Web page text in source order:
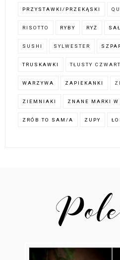
PRZYSTAWKI/PRZEKĄSKI
RISOTTO RYBY RYŻ
SUSHI SYLWESTER
TRUSKAWKI TŁUSTY
WARZYWA ZAPIEKANKI
ZIEMNIAKI ZNANE MARKI
ZRÓB TO SAM/A ZUPY